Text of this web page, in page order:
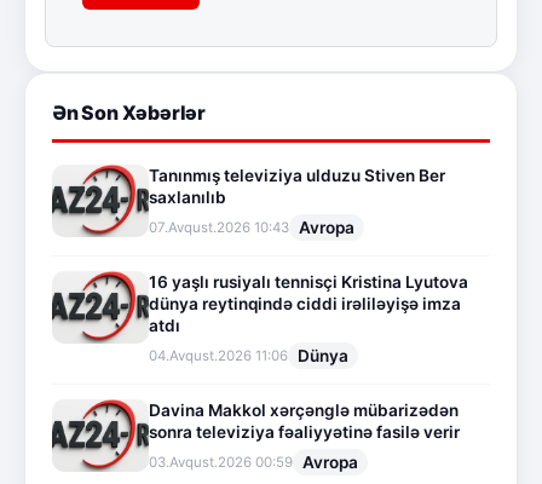
Ən Son Xəbərlər
Tanınmış televiziya ulduzu Stiven Ber
saxlanılıb
07.Avqust.2026 10:43 Avropa
16 yaşlı rusiyalı tennisçi Kristina Lyutova
dünya reytinqində ciddi irəliləyişə imza
atdı
04.Avqust.2026 11:06 Dünya
Davina Makkol xərçənglə mübarizədən
sonra televiziya fəaliyyətinə fasilə verir
03.Avqust.2026 00:59 Avropa